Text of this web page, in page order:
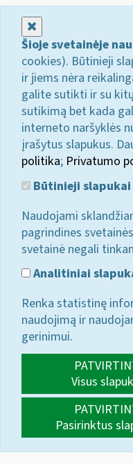
Šioje svetainėje
cookies). Būtinieji
ir jiems nėra
galite sutikti ir su
sutikimą bet kada
interneto naršyklės
įrašytus slapukus.
politika; Privatumo
Būtinieji slapukai
Naudojami
pagrindines
svetainė negali
Analitiniai
Renka statistinę
naudojimą ir
gerinimui.
Visus
Pasirinktus